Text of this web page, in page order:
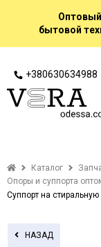
Оптовый
бытовой
+380630634988
Каталог
Опоры и суппорта
Суппорт на
НАЗАД